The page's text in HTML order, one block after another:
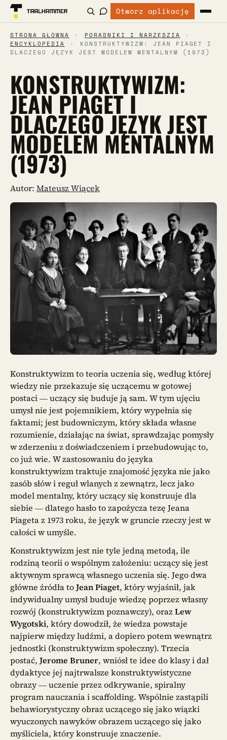
Otwórz aplikację
STRONA GŁÓWNA › PORADNIKI I NARZĘDZIA
›
ENCYKLOPEDIA
›
KONSTRUKTYWIZM: JEAN PIAGET I
DLACZEGO JĘZYK JEST MODELEM MENTALNYM (1973)
KONSTRUKTYWIZM:
JEAN PIAGET I
DLACZEGO JĘZYK JEST
MODELEM MENTALNYM
(1973)
Autor: Mateusz Wiącek
Konstruktywizm to teoria uczenia się, według której
wiedzy nie przekazuje się uczącemu w gotowej
postaci — uczący się buduje ją sam. W tym ujęciu
umysł nie jest pojemnikiem, który wypełnia się
faktami; jest budowniczym, który składa własne
rozumienie, działając na świat, sprawdzając pomysły
w zderzeniu z doświadczeniem i przebudowując to,
co już wie. W zastosowaniu do języka
konstruktywizm traktuje znajomość języka nie jako
zasób słów i reguł wlanych z zewnątrz, lecz jako
model mentalny, który uczący się konstruuje dla
siebie — dlatego hasło to zapożycza tezę Jeana
Piageta z 1973 roku, że język w gruncie rzeczy jest w
całości w umyśle.
Konstruktywizm jest nie tyle jedną metodą, ile
rodziną teorii o wspólnym założeniu: uczący się jest
aktywnym sprawcą własnego uczenia się. Jego dwa
główne źródła toJean Piaget, który wyjaśnił, jak
indywidualny umysł buduje wiedzę poprzez własny
rozwój (konstruktywizm poznawczy), orazLew
Wygotski, który dowodził, że wiedza powstaje
najpierw między ludźmi, a dopiero potem wewnątrz
jednostki (konstruktywizm społeczny). Trzecia
postać,Jerome Bruner, wniósł te idee do klasy i dał
dydaktyce jej najtrwalsze konstruktywistyczne
obrazy — uczenie przez odkrywanie, spiralny
program nauczania i scaffolding. Wspólnie zastąpili
behawiorystyczny obraz uczącego się jako wiązki
wyuczonych nawyków obrazem uczącego się jako
myśliciela, który konstruuje znaczenie.